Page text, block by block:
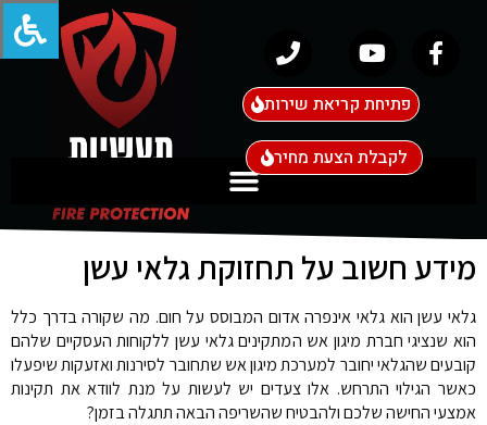
פתיחת קריאת שירות
לקבלת הצעת מחיר
מידע חשוב על תחזוקת גלאי עשן
גלאי עשן הוא גלאי אינפרה אדום המבוסס על חום. מה שקורה בדרך כלל
הוא שנציגי חברת מיגון אש המתקינים גלאי עשן ללקוחות העסקיים שלהם
קובעים שהגלאי יחובר למערכת מיגון אש שתחובר לסירנות ואזעקות שיפעלו
כאשר הגילוי התרחש. אלו צעדים יש לעשות על מנת לוודא את תקינות
אמצעי החישה שלכם ולהבטיח שהשריפה הבאה תתגלה בזמן?